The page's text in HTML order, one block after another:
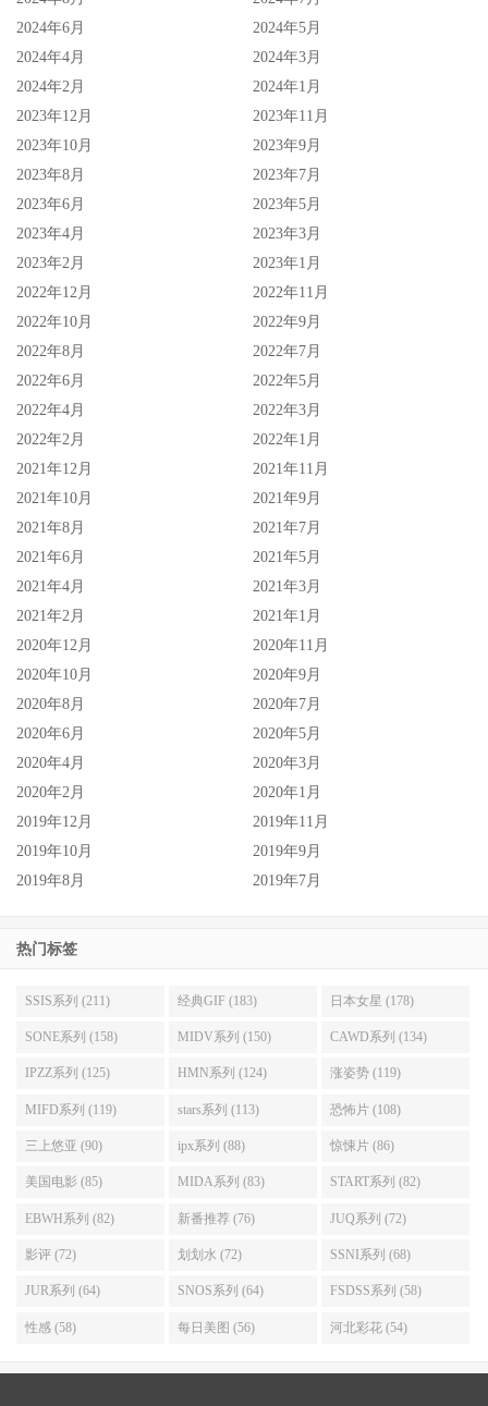
2024年6月
2024年5月
2024年4月
2024年3月
2024年2月
2024年1月
2023年12月
2023年11月
2023年10月
2023年9月
2023年8月
2023年7月
2023年6月
2023年5月
2023年4月
2023年3月
2023年2月
2023年1月
2022年12月
2022年11月
2022年10月
2022年9月
2022年8月
2022年7月
2022年6月
2022年5月
2022年4月
2022年3月
2022年2月
2022年1月
2021年12月
2021年11月
2021年10月
2021年9月
2021年8月
2021年7月
2021年6月
2021年5月
2021年4月
2021年3月
2021年2月
2021年1月
2020年12月
2020年11月
2020年10月
2020年9月
2020年8月
2020年7月
2020年6月
2020年5月
2020年4月
2020年3月
2020年2月
2020年1月
2019年12月
2019年11月
2019年10月
2019年9月
2019年8月
2019年7月
热门标签
SSIS系列 (211) 经典GIF (183) 日本女星 (178)
SONE系列 (158) MIDV系列 (150) CAWD系列 (134)
IPZZ系列 (125) HMN系列 (124) 涨姿势 (119)
MIFD系列 (119) stars系列 (113) 恐怖片 (108)
三上悠亚 (90) ipx系列 (88) 惊悚片 (86)
美国电影 (85) MIDA系列 (83) START系列 (82)
EBWH系列 (82) 新番推荐 (76) JUQ系列 (72)
影评 (72) 划划水 (72) SSNI系列 (68)
JUR系列 (64) SNOS系列 (64) FSDSS系列 (58)
性感 (58) 每日美图 (56) 河北彩花 (54)